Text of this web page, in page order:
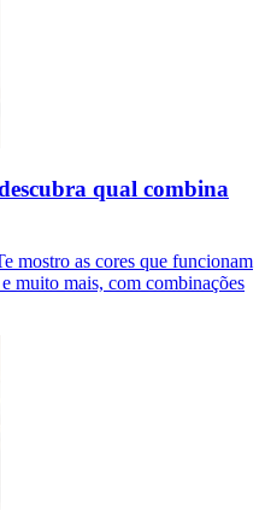
qual combina
mostro as cores que funcionam
muito mais, com combinações